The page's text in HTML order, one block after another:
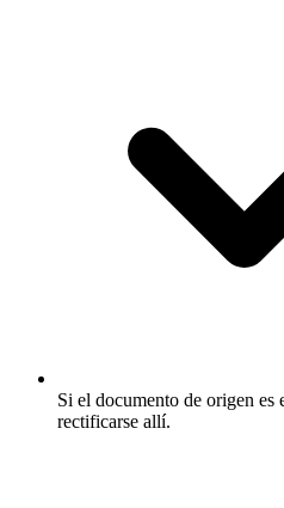
Si el documento de origen es
rectificarse allí.